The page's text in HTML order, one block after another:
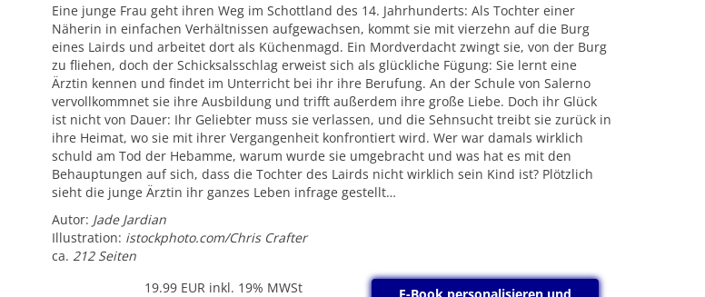
Eine junge Frau geht ihren Weg im Schottland des 14. Jahrhunderts: Als Tochter einer
Näherin in einfachen Verhältnissen aufgewachsen, kommt sie mit vierzehn auf die Burg
eines Lairds und arbeitet dort als Küchenmagd. Ein Mordverdacht zwingt sie, von der Burg
zu fliehen, doch der Schicksalsschlag erweist sich als glückliche Fügung: Sie lernt eine
Ärztin kennen und findet im Unterricht bei ihr ihre Berufung. An der Schule von Salerno
vervollkommnet sie ihre Ausbildung und trifft außerdem ihre große Liebe. Doch ihr Glück
ist nicht von Dauer: Ihr Geliebter muss sie verlassen, und die Sehnsucht treibt sie zurück in
ihre Heimat, wo sie mit ihrer Vergangenheit konfrontiert wird. Wer war damals wirklich
schuld am Tod der Hebamme, warum wurde sie umgebracht und was hat es mit den
Behauptungen auf sich, dass die Tochter des Lairds nicht wirklich sein Kind ist? Plötzlich
sieht die junge Ärztin ihr ganzes Leben infrage gestellt…
Autor: Jade Jardian
Illustration: istockphoto.com/Chris Crafter
ca. 212 Seiten
19.99 EUR inkl. 19% MWSt